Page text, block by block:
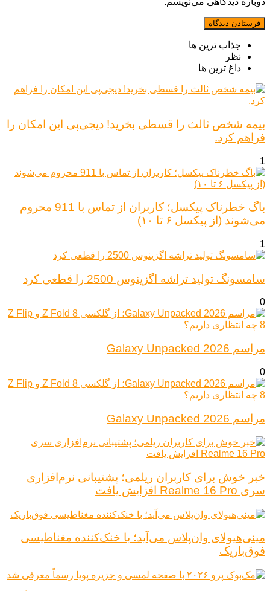
جذاب ترین ها
نظر
داغ ترین ها
بیمه شخص ثالث را قسطی بخرید! دیجی‌پی این امکان را
فراهم کرد.
1
باگ خطرناک پیکسل؛ کاربران از تماس با 911 محروم
می‌شوند (از پیکسل ۶ تا ۱۰)
1
سامسونگ تولید تراشه اگزینوس 2500 را قطعی کرد
0
مراسم Galaxy Unpacked 2026
0
مراسم Galaxy Unpacked 2026
خبر خوش برای کاربران ریلمی؛ پشتیبانی نرم‌افزاری
سری Realme 16 Pro افزایش یافت
مینی‌هیولای وان‌پلاس می‌آید؛ با خنک‌کننده مغناطیسی
فوق‌باریک